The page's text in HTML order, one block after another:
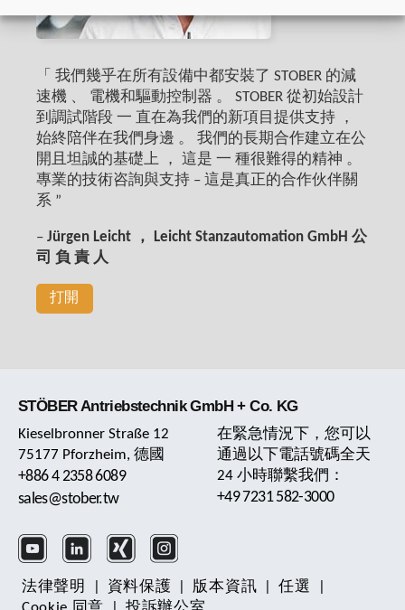
「 我們幾乎在所有設備中都安裝了 STOBER 的減
速機 、 電機和驅動控制器 。 STOBER 從初始設計
到調試階段 一 直在為我們的新項目提供支持 ，
始終陪伴在我們身邊 。 我們的長期合作建立在公
開且坦誠的基礎上 ， 這是 一 種很難得的精神 。
專業的技術咨詢與支持 – 這是真正的合作伙伴關
系 ”
– Jürgen Leicht ， Leicht Stanzautomation GmbH 公
司 負 責 人
打開
STÖBER Antriebstechnik GmbH + Co. KG
Kieselbronner Straße 12
75177 Pforzheim, 德國
+886 4 2358 6089
sales@stober.tw
在緊急情況下，您可以
通過以下電話號碼全天
24 小時聯繫我們：
+49 7231 582-3000
法律聲明 資料保護 版本資訊 任選